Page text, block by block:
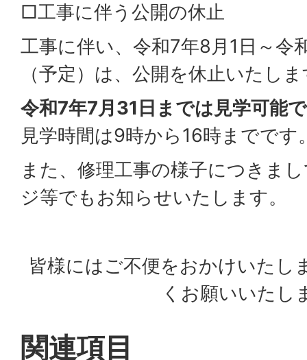
□工事に伴う公開の休止
工事に伴い、令和7年8月1日～令
（予定）は、公開を休止いたし
令和7年7月31日までは見学可能
見学時間は9時から16時までです
また、修理工事の様子につきま
ジ等でもお知らせいたします。
皆様にはご不便をおかけいたし
くお願いいたし
関連項目